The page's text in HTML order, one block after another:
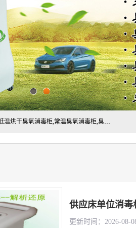
主营:医用空气消毒机，臭氧消空气毒机,循环风紫外线空气消毒机,臭氧发生器,低温烘干臭氧消毒柜,常温臭氧消毒柜,臭氧水消毒机,管道容器臭氧消毒机,内置式臭氧消毒机,外置式臭氧消毒机,床单位臭氧消毒器。医用工作服灭菌柜，医用拖鞋消毒柜,麻醉机内管路消毒机，呼吸机回路消毒机
供应床单位消
更新时间：2026-08-